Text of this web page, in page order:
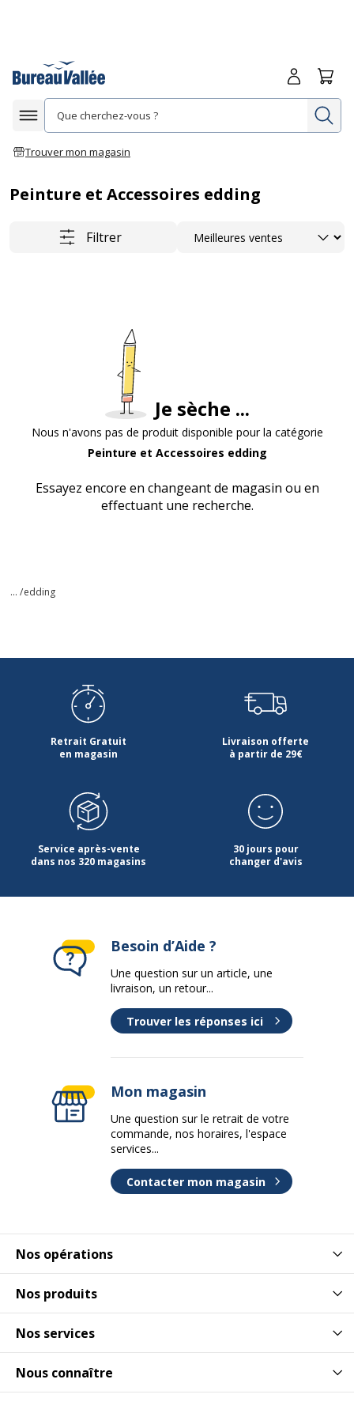
Afficher la navigation
Trouver mon magasin
Me
Peinture et Accessoires edding
Filtrer Trier
Je sèche ...
Nous n'avons pas de produit disponible pour la catégorie
Peinture et Accessoires edding
Essayez encore en changeant de magasin ou en
effectuant une recherche.
... /edding
Retrait Gratuit
en magasin
Livraison offerte
à partir de 29€
Service après-vente
dans nos 320 magasins
30 jours pour
changer d'avis
Nos opérations
Nos produits
Nos services
Nous connaître
Besoin d’Aide ?
Une question sur un article, une
livraison, un retour...
Trouver les réponses ici
Mon magasin
Une question sur le retrait de votre
commande, nos horaires, l'espace
services...
Contacter mon magasin